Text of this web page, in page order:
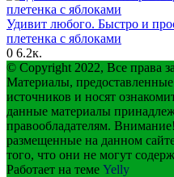
Удивит любого. Быстро и
плетенка с яблоками
0 6.2к.
© Copyright 2022, Все права
Материалы,
источников и носят
данные материалы
правообладателям.
размещенные на данном
того, что они не могут
Работает на теме Yelly